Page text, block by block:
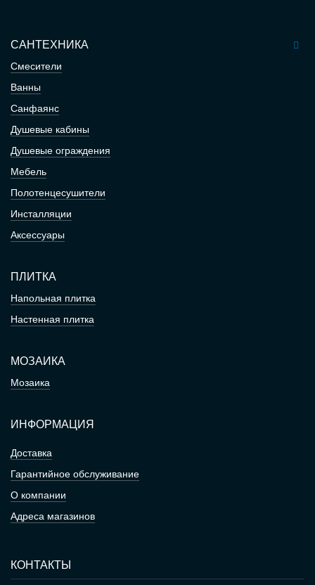
САНТЕХНИКА
Смесители
Ванны
Санфаянс
Душевые кабины
Душевые ограждения
Мебель
Полотенцесушители
Инсталляции
Аксессуары
ПЛИТКА
Напольная плитка
Настенная плитка
МОЗАИКА
Мозаика
ИНФОРМАЦИЯ
Доставка
Гарантийное обслуживание
О компании
Адреса магазинов
КОНТАКТЫ